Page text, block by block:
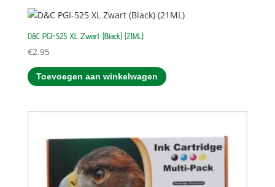
D&C PGI-525 XL Zwart (Black) (21ML)
€2.95
Toevoegen aan winkelwagen